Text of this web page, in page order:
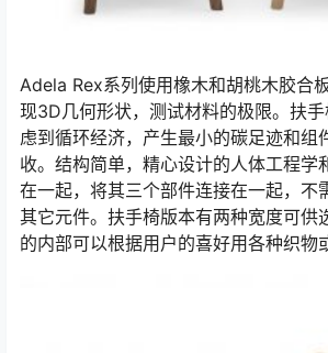
Adela Rex系列使用橡木和胡桃木胶合
现3D几何形状，测试材料的极限。扶
虑到循环经济，产生最小的碳足迹和组
收。结构简单，精心设计的人体工程学
在一起，将其三个部件连接在一起，不
其它元件。扶手椅版本有两种宽度可供
的内部可以根据用户的喜好用各种织物